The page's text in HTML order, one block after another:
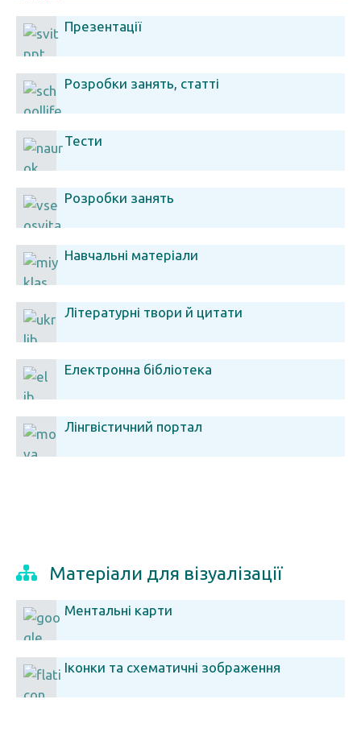
Презентації
Розробки занять, статті
Тести
Розробки занять
Навчальні матеріали
Літературні твори й цитати
Електронна бібліотека
Лінгвістичний портал
Матеріали для візуалізації
Ментальні карти
Іконки та схематичні зображення